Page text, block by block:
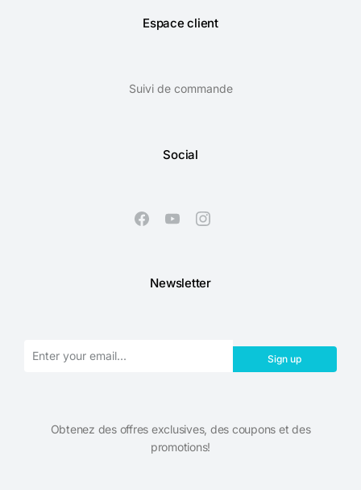
Espace client
Suivi de commande
Social
Newsletter
Sign up
Obtenez des offres exclusives, des coupons et des
promotions!​